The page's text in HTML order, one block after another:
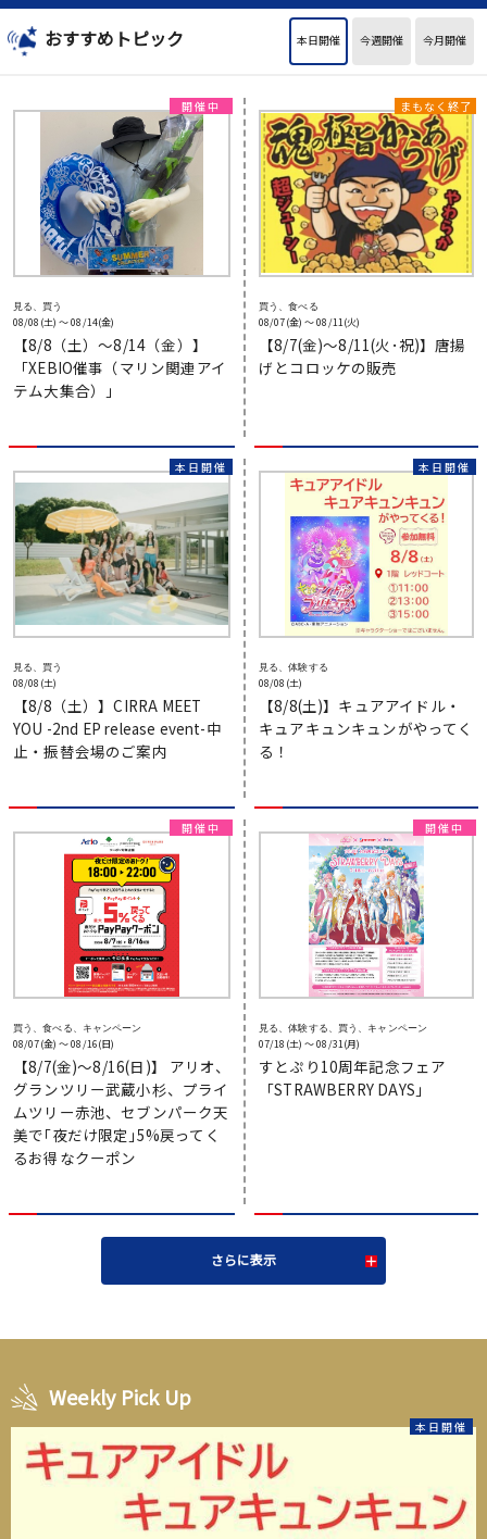
おすすめトピック 本日開催 今週開催 今月開催
見る、買う
08/08(土) 〜 08/14(金)
【8/8（土）～8/14（金）】
「XEBIO催事（マリン関連アイ
テム大集合）」
買う、食べる
08/07(金) 〜 08/11(火)
【8/7(金)～8/11(火･祝)】唐揚
げとコロッケの販売
見る、買う
08/08(土)
【8/8（土）】CIRRA MEET
YOU -2nd EP release event-中
止・振替会場のご案内
見る、体験する
08/08(土)
【8/8(土)】キュアアイドル・
キュアキュンキュンがやってく
る！
買う、食べる、キャンペーン
08/07(金) 〜 08/16(日)
【8/7(金)～8/16(日)】 アリオ、
グランツリー武蔵小杉、プライ
ムツリー赤池、セブンパーク天
美で｢夜だけ限定｣5%戻ってく
るお得なクーポン
見る、体験する、買う、キャンペーン
07/18(土) 〜 08/31(月)
すとぷり10周年記念フェア
「STRAWBERRY DAYS」
さらに表示
Weekly Pick Up